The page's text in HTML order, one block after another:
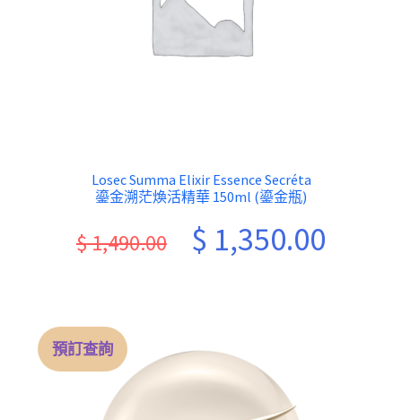
Losec Summa Elixir Essence Secréta
鎏金溯茫煥活精華 150ml (鎏金瓶)
$1,490.00
Original
price
$ 1,350.00
預訂查詢